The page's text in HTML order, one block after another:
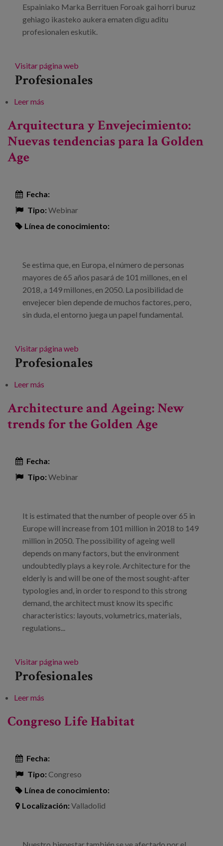
Espainiako Marka Berrituen Foroak gai horri buruz
gehiago ikasteko aukera ematen digu aditu
profesionalen eskutik.
Visitar página web
Profesionales
Leer más
Arquitectura y Envejecimiento:
Nuevas tendencias para la Golden
Age
Fecha:
Tipo:Webinar
Línea de conocimiento:
Se estima que, en Europa, el número de personas
mayores de 65 años pasará de 101 millones, en el
2018, a 149 millones, en 2050. La posibilidad de
envejecer bien depende de muchos factores, pero,
sin duda, el entorno juega un papel fundamental.
Visitar página web
Profesionales
Leer más
Architecture and Ageing: New
trends for the Golden Age
Fecha:
Tipo:Webinar
It is estimated that the number of people over 65 in
Europe will increase from 101 million in 2018 to 149
million in 2050. The possibility of ageing well
depends on many factors, but the environment
undoubtedly plays a key role. Architecture for the
elderly is and will be one of the most sought-after
typologies and, in order to respond to this strong
demand, the architect must know its specific
characteristics: layouts, volumetrics, materials,
regulations...
Visitar página web
Profesionales
Leer más
Congreso Life Habitat
Fecha:
Tipo:Congreso
Línea de conocimiento:
Localización:Valladolid